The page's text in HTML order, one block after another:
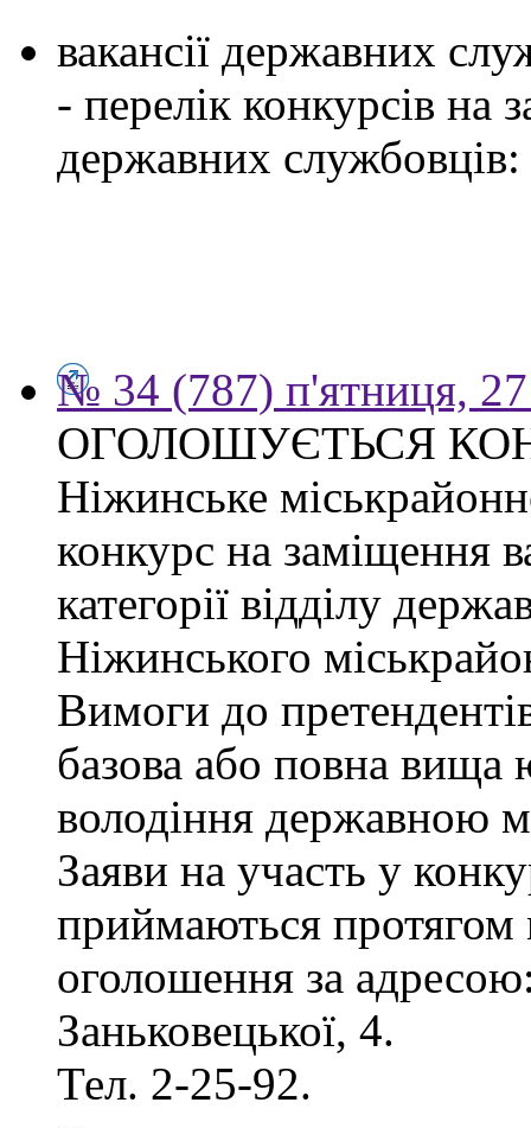
вакансії державних
- перелік конкурсів на
державних службовців:
№ 34 (787) п'ятниця,
ОГОЛОШУЄТЬСЯ
Ніжинське
конкурс на заміщення
категорії відділу
Ніжинського
Вимоги до
базова або повна вища
володіння державною
Заяви на участь у
приймаються протягом
оголошення за
Заньковецької, 4.
Тел. 2-25-92.